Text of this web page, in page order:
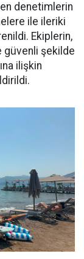
denetimlerin
ile ileriki
Ekiplerin,
güvenli şekilde
ilişkin